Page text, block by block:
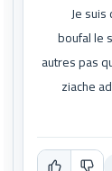
Je
boufal le
autres pas
ziache